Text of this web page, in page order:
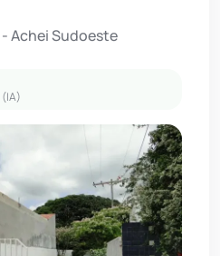
Achei Sudoeste